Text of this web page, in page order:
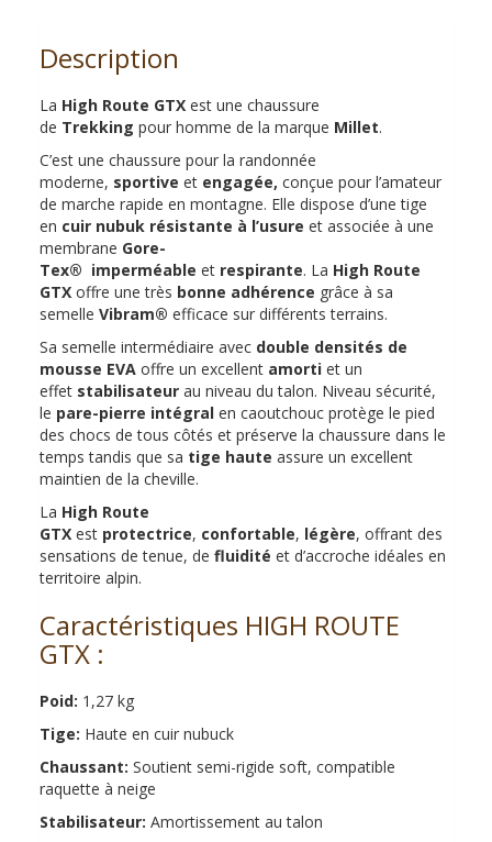
(Millet)
Description
La High Route GTX est une chaussure
de Trekking pour homme de la marque Millet.
C’est une chaussure pour la randonnée
moderne, sportive et engagée, conçue pour l’amateur
de marche rapide en montagne. Elle dispose d’une tige
en cuir nubuk résistante à l’usure et associée à une
membrane Gore-
Tex® imperméable et respirante. La High Route
GTX offre une très bonne adhérence grâce à sa
semelle Vibram® efficace sur différents terrains.
Sa semelle intermédiaire avec double densités de
mousse EVA offre un excellent amorti et un
effet stabilisateur au niveau du talon. Niveau sécurité,
le pare-pierre intégral en caoutchouc protège le pied
des chocs de tous côtés et préserve la chaussure dans le
temps tandis que sa tige haute assure un excellent
maintien de la cheville.
La High Route
GTX est protectrice, confortable, légère, offrant des
sensations de tenue, de fluidité et d’accroche idéales en
territoire alpin.
Caractéristiques HIGH ROUTE
GTX :
Poid: 1,27 kg
Tige: Haute en cuir nubuck
Chaussant: Soutient semi-rigide soft, compatible
raquette à neige
Stabilisateur: Amortissement au talon